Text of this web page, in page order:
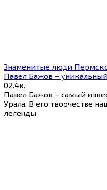
Знаменитые люди
Павел Бажов –
02.4к.
Павел Бажов – самый
Урала. В его творчестве
легенды